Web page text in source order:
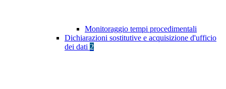
Monitoraggio tempi procedimentali
Dichiarazioni sostitutive e acquisizione d'ufficio
dei dati 2